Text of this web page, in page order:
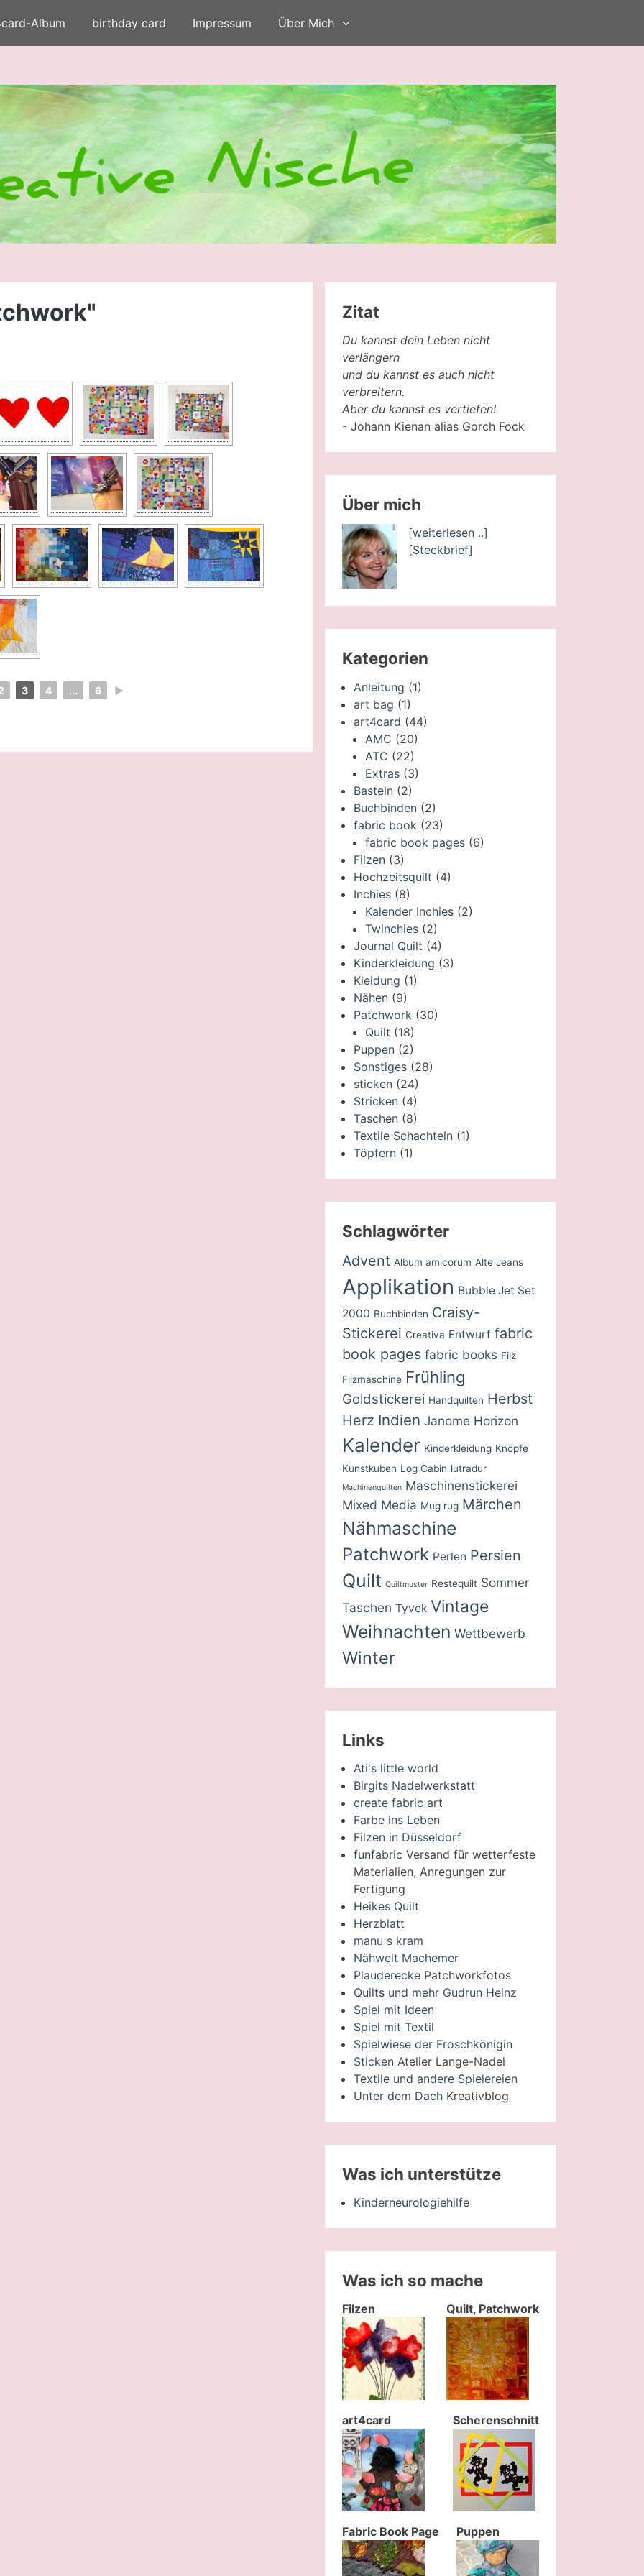
Album birthday card Impressum Über Mich
3 4 ... 6 ►
Zitat
Du kannst dein Leben nicht
verlängern
und du kannst es auch nicht
verbreitern.
Aber du kannst es vertiefen!
- Johann Kienan alias Gorch Fock
Über mich
[weiterlesen ..]
[Steckbrief]
Kategorien
Anleitung (1)
art bag (1)
art4card (44)
AMC (20)
ATC (22)
Extras (3)
Basteln (2)
Buchbinden (2)
fabric book (23)
fabric book pages (6)
Filzen (3)
Hochzeitsquilt (4)
Inchies (8)
Kalender Inchies (2)
Twinchies (2)
Journal Quilt (4)
Kinderkleidung (3)
Kleidung (1)
Nähen (9)
Patchwork (30)
Quilt (18)
Puppen (2)
Sonstiges (28)
sticken (24)
Stricken (4)
Taschen (8)
Textile Schachteln (1)
Töpfern (1)
Schlagwörter
Advent Album amicorum Alte Jeans
Applikation Bubble Jet Set
2000 Buchbinden Craisy-
Stickerei Creativa Entwurf fabric
book pages fabric books Filz
Filzmaschine Frühling
Goldstickerei Handquilten Herbst
Herz Indien Janome Horizon
Kalender Kinderkleidung Knöpfe
Kunstkuben Log Cabin lutradur
Machinenquilten Maschinenstickerei
Mixed Media Mug rug Märchen
Nähmaschine
Patchwork Perlen Persien
Quilt Quiltmuster Restequilt Sommer
Taschen Tyvek Vintage
Weihnachten Wettbewerb
Winter
Links
Ati's little world
Birgits Nadelwerkstatt
create fabric art
Farbe ins Leben
Filzen in Düsseldorf
funfabric Versand für wetterfeste
Materialien, Anregungen zur
Fertigung
Heikes Quilt
Herzblatt
manu s kram
Nähwelt Machemer
Plauderecke Patchworkfotos
Quilts und mehr Gudrun Heinz
Spiel mit Ideen
Spiel mit Textil
Spielwiese der Froschkönigin
Sticken Atelier Lange-Nadel
Textile und andere Spielereien
Unter dem Dach Kreativblog
Was ich unterstütze
Kinderneurologiehilfe
Was ich so mache
Filzen Quilt, Patchwork
art4card Scherenschnitt
Fabric Book Page Puppen